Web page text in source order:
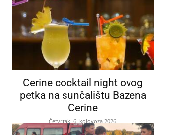
Cerine cocktail night ovog
petka na sunčalištu Bazena
Cerine
Četvrtak, 6. kolovoza 2026.